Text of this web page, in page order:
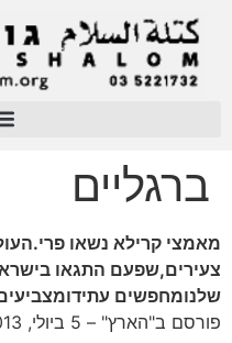
ברגליים
מאמצי קרילא נשאו
צעירים,שפעם התגאו
שלנומחפשים
פורסם ב"הארץ" – 5 ביולי, 2013